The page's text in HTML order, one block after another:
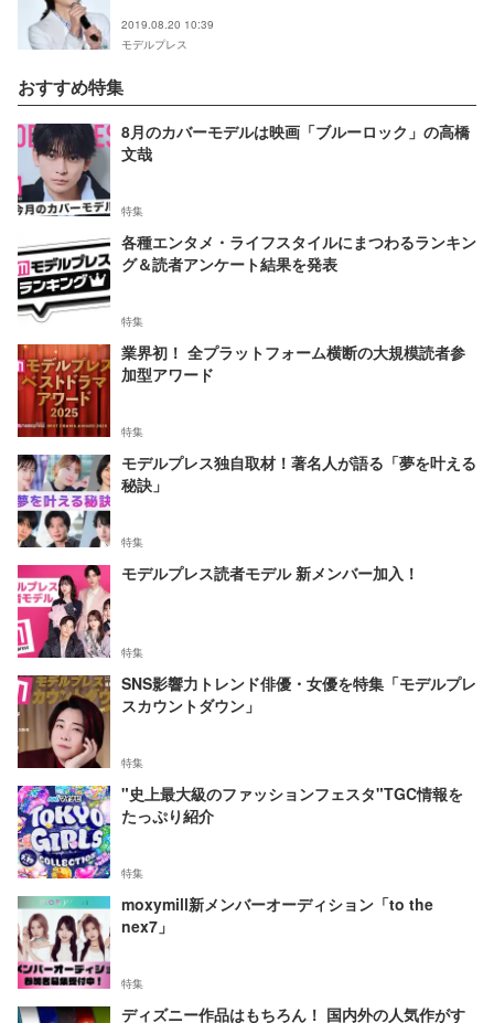
2019.08.20 10:39
モデルプレス
おすすめ特集
8月のカバーモデルは映画「ブルーロック」の高橋
文哉
特集
各種エンタメ・ライフスタイルにまつわるランキン
グ＆読者アンケート結果を発表
特集
業界初！ 全プラットフォーム横断の大規模読者参
加型アワード
特集
モデルプレス独自取材！著名人が語る「夢を叶える
秘訣」
特集
モデルプレス読者モデル 新メンバー加入！
特集
SNS影響力トレンド俳優・女優を特集「モデルプレ
スカウントダウン」
特集
"史上最大級のファッションフェスタ"TGC情報を
たっぷり紹介
特集
moxymill新メンバーオーディション「to the
nex7」
特集
ディズニー作品はもちろん！ 国内外の人気作がす